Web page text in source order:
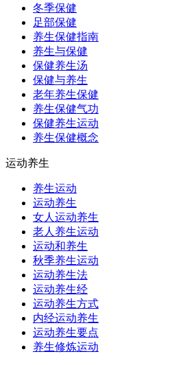
冬季保健
足部保健
养生保健指南
养生与保健
保健养生汤
保健与养生
老年养生保健
养生保健气功
保健养生运动
养生保健概念
运动养生
养生运动
运动养生
女人运动养生
老人养生运动
运动和养生
秋季养生运动
运动养生法
运动养生经
运动养生方式
内经运动养生
运动养生要点
养生修炼运动